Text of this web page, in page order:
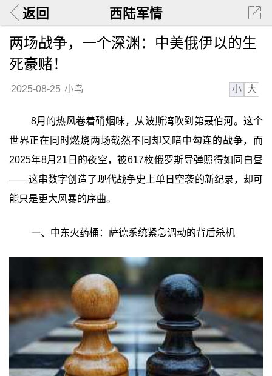
返回 西陆军情
两场战争，一个深渊：中美俄伊以的生
死豪赌！
2025-08-25 小鸟 小 大
8月的热风卷着硝烟味，从波斯湾吹到第聂伯河。这个
世界正在同时燃烧两场截然不同却又暗中勾连的战争，而
2025年8月21日的夜空，被617枚俄罗斯导弹照得如同白昼
——这串数字创造了现代战争史上单日空袭的新纪录，却可
能只是更大风暴的序曲。
一、中东火药桶：萨德系统紧急调动的背后杀机